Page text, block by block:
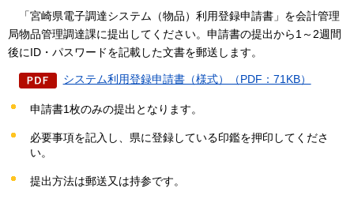
「宮崎県電子調達システム（物品）利用登録申請書」を会計管理
局物品管理調達課に提出してください。申請書の提出から1～2週間
後にID・パスワードを記載した文書を郵送します。
システム利用登録申請書（様式）（PDF：71KB）
申請書1枚のみの提出となります。
必要事項を記入し、県に登録している印鑑を押印してくださ
い。
提出方法は郵送又は持参です。